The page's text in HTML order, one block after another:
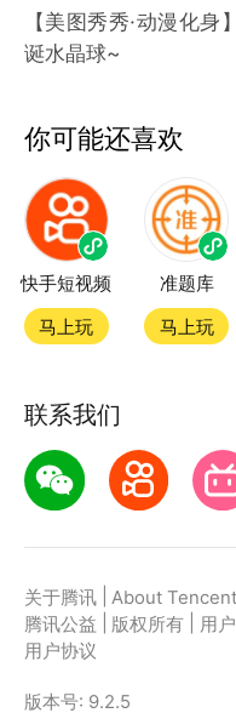
【美图秀秀·动漫化
诞水晶球~
你可能还喜欢
快手短视频
马上玩
准题库
马上玩
联系我们
关于腾讯 About Tencent
腾讯公益
版权所有 用
用户协议
版本号: 9.2.5